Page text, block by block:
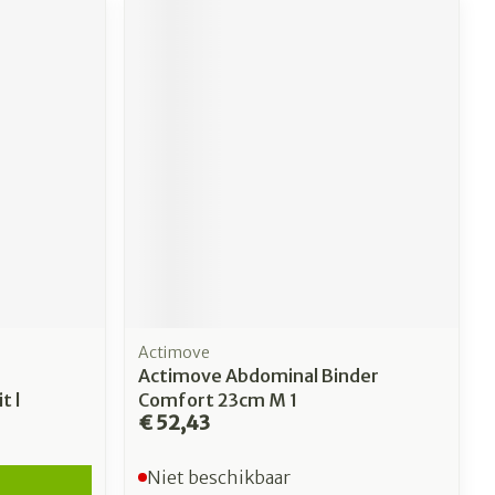
l
Actimove
Actimove Abdominal Binder
Comfort 23cm M 1
€ 52,43
Niet beschikbaar